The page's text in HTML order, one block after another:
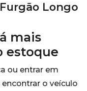
Longo
mais
estoque
ou entrar em
o veículo